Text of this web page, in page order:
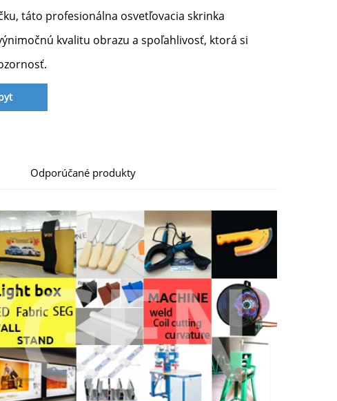
táto profesionálna osvetľovacia skrinka
kvalitu obrazu a spoľahlivosť, ktorá si
Odporúčané produkty